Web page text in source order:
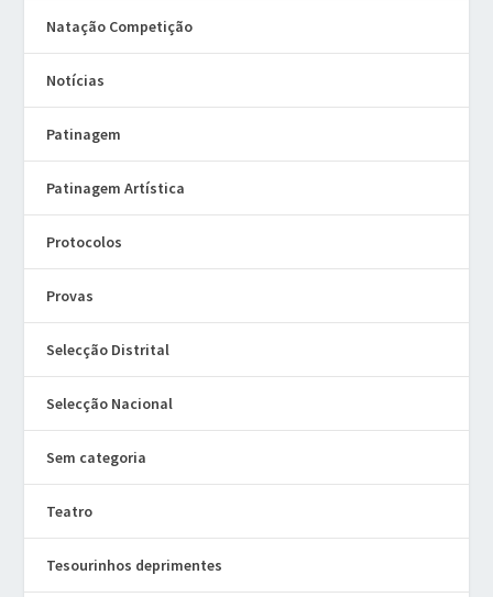
Natação Competição
Notícias
Patinagem
Patinagem Artística
Protocolos
Provas
Selecção Distrital
Selecção Nacional
Sem categoria
Teatro
Tesourinhos deprimentes